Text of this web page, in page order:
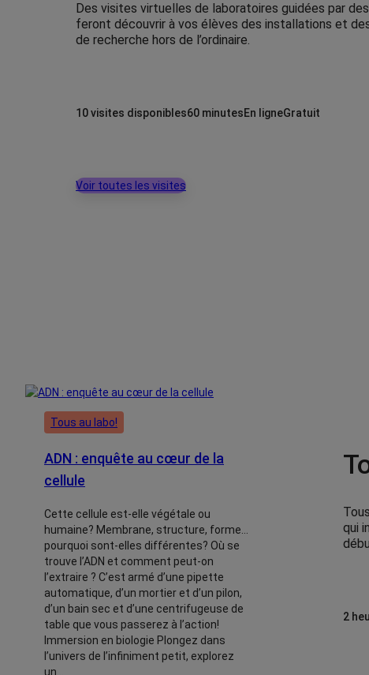
Des visites virtuelles de laboratoires guidées par
feront découvrir à vos élèves des installations et
de recherche hors de l’ordinaire.
10 visites disponibles60 minutesEn ligneGratuit
Voir toutes les visites
Tous au labo!
ADN : enquête au cœur de la
cellule
Cette cellule est‑elle végétale ou
humaine? Membrane, structure, forme…
pourquoi sont‑elles différentes? Où se
trouve l’ADN et comment peut‑on
l’extraire ? C’est armé d’une pipette
automatique, d’un mortier et d’un pilon,
d’un bain sec et d’une centrifugeuse de
table que vous passerez à l’action!
Immersion en biologie Plongez dans
l’univers de l’infiniment petit, explorez
un…
qui
2